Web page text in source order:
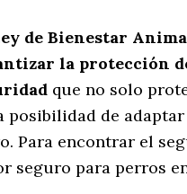
de Bienestar
la protección
que no solo
posibilidad de
Para encontrar el
seguro para perros